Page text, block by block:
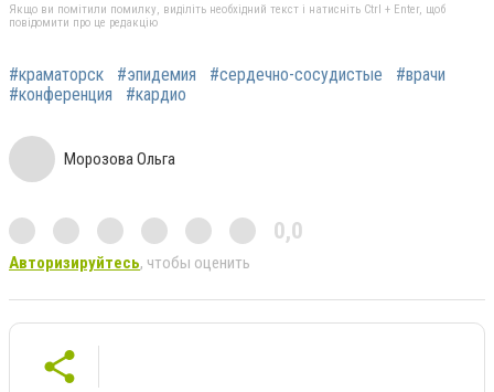
Якщо ви помітили помилку, виділіть необхідний текст і натисніть Ctrl + Enter, щоб
повідомити про це редакцію
#краматорск #эпидемия #сердечно-сосудистые
#врачи
#конференция
#кардио
Морозова Ольга
0,0
Авторизируйтесь, чтобы оценить